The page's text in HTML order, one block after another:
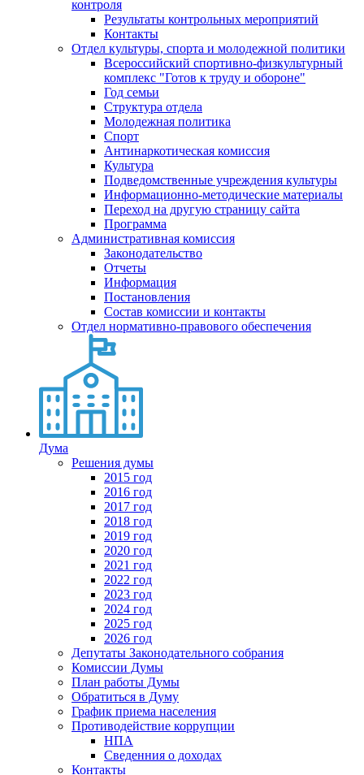
контроля
Результаты контрольных мероприятий
Контакты
Отдел культуры, спорта и молодежной политики
Всероссийский спортивно-физкультурный
комплекс "Готов к труду и обороне"
Год семьи
Структура отдела
Молодежная политика
Спорт
Антинаркотическая комиссия
Культура
Подведомственные учреждения культуры
Информационно-методические материалы
Переход на другую страницу сайта
Программа
Административная комиссия
Законодательство
Отчеты
Информация
Постановления
Состав комиссии и контакты
Отдел нормативно-правового обеспечения
Дума
Решения думы
2015 год
2016 год
2017 год
2018 год
2019 год
2020 год
2021 год
2022 год
2023 год
2024 год
2025 год
2026 год
Депутаты Законодательного собрания
Комиссии Думы
План работы Думы
Обратиться в Думу
График приема населения
Противодействие коррупции
НПА
Сведенния о доходах
Контакты